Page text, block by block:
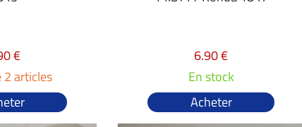
€
2 articles
6.90 €
En stock
Acheter